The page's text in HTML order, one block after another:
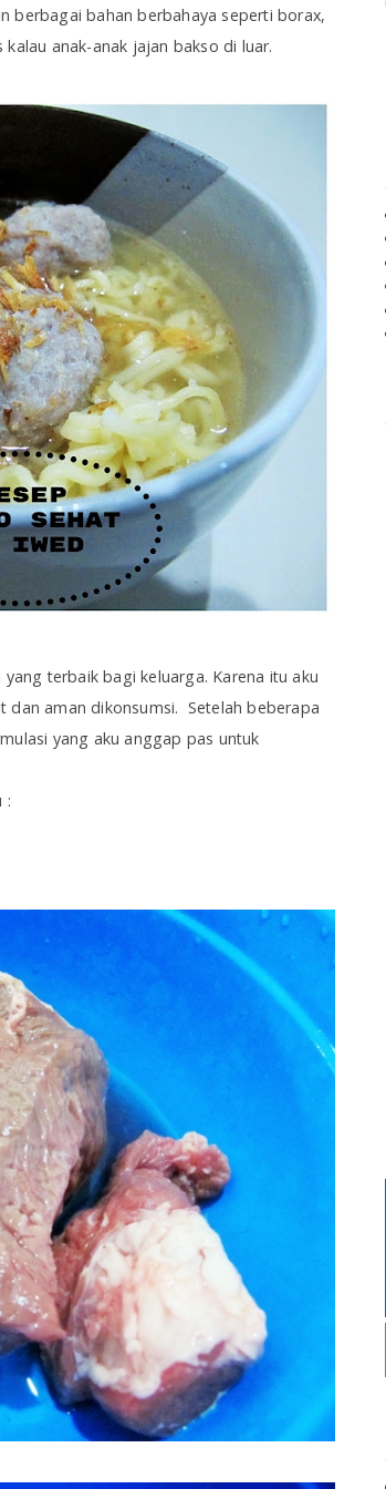
berbagai bahan berbahaya seperti borax,
anak-anak jajan bakso di luar.
terbaik bagi keluarga. Karena itu aku
dan aman dikonsumsi. Setelah beberapa
yang aku anggap pas untuk
: